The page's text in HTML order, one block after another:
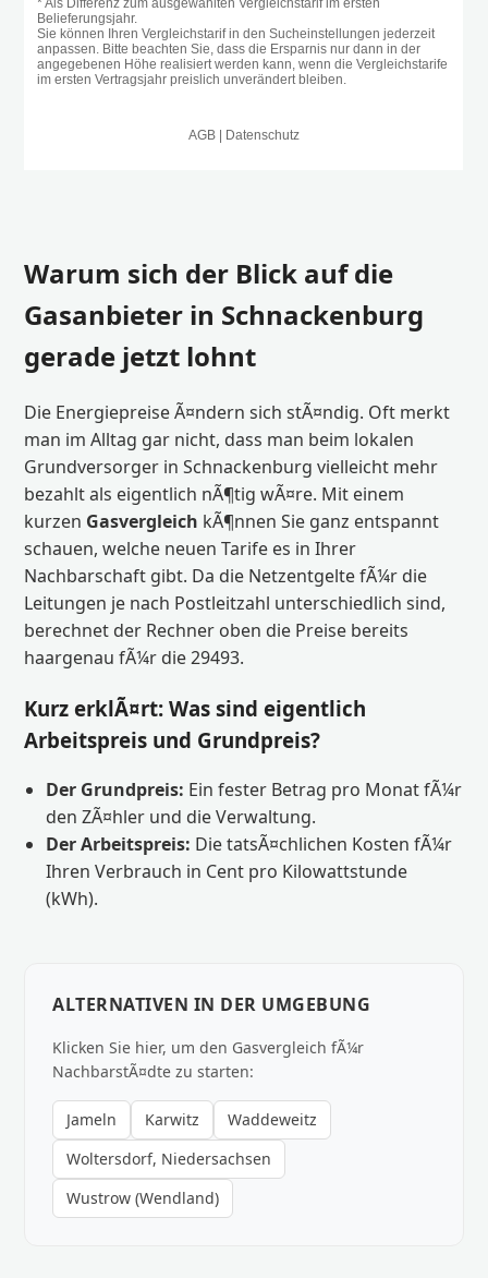
Warum sich der Blick auf die
Gasanbieter in Schnackenburg
gerade jetzt lohnt
Die Energiepreise Ã¤ndern sich stÃ¤ndig. Oft merkt
man im Alltag gar nicht, dass man beim lokalen
Grundversorger in Schnackenburg vielleicht mehr
bezahlt als eigentlich nÃ¶tig wÃ¤re. Mit einem
kurzen Gasvergleich kÃ¶nnen Sie ganz entspannt
schauen, welche neuen Tarife es in Ihrer
Nachbarschaft gibt. Da die Netzentgelte fÃ¼r die
Leitungen je nach Postleitzahl unterschiedlich sind,
berechnet der Rechner oben die Preise bereits
haargenau fÃ¼r die 29493.
Kurz erklÃ¤rt: Was sind eigentlich
Arbeitspreis und Grundpreis?
Der Grundpreis: Ein fester Betrag pro Monat fÃ¼r
den ZÃ¤hler und die Verwaltung.
Der Arbeitspreis: Die tatsÃ¤chlichen Kosten fÃ¼r
Ihren Verbrauch in Cent pro Kilowattstunde
(kWh).
ALTERNATIVEN IN DER UMGEBUNG
Klicken Sie hier, um den Gasvergleich fÃ¼r
NachbarstÃ¤dte zu starten:
Jameln Karwitz
Waddeweitz
Woltersdorf, Niedersachsen
Wustrow (Wendland)